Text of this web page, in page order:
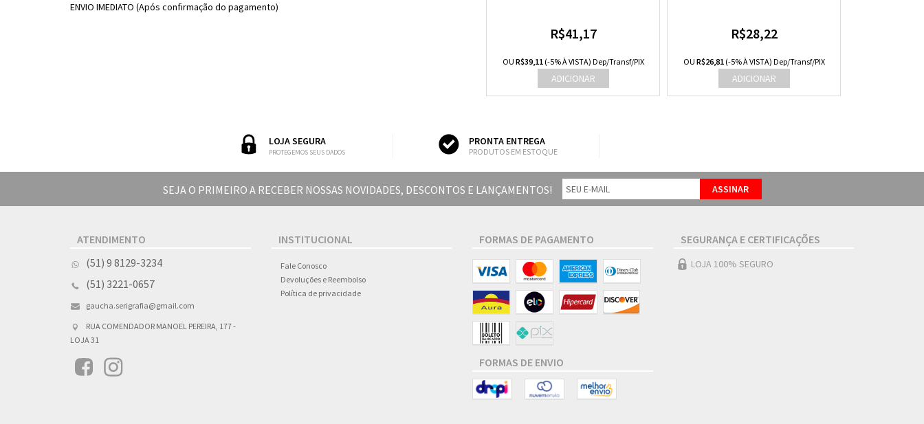
ENVIO IMEDIATO (Após confirmação do pagamento)
R$41,17
OU R$39,11(-5% À VISTA) Dep/Transf/PIX
R$28,22
OU R$26,81(-5% À VISTA) Dep/Transf/PIX
LOJA SEGURA
PROTEGEMOS SEUS DADOS
PRONTA ENTREGA
PRODUTOS EM ESTOQUE
SEJA O PRIMEIRO A RECEBER NOSSAS NOVIDADES, DESCONTOS E LANÇAMENTOS!
ATENDIMENTO
(51) 9 8129-3234
(51) 3221-0657
gaucha.serigrafia@gmail.com
RUA COMENDADOR MANOEL PEREIRA, 177 -
LOJA 31
INSTITUCIONAL
Fale Conosco
Devoluções e Reembolso
Política de privacidade
FORMAS DE PAGAMENTO
FORMAS DE ENVIO
SEGURANÇA E CERTIFICAÇÕES
LOJA 100% SEGURO